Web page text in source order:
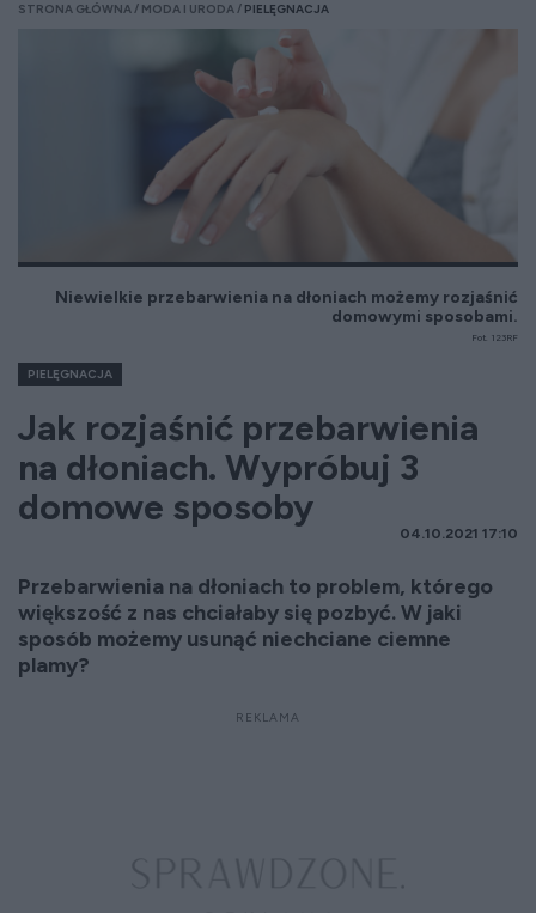
STRONA GŁÓWNA MODA I URODA PIELĘGNACJA
Niewielkie przebarwienia na dłoniach możemy rozjaśnić
domowymi sposobami.
Fot. 123RF
PIELĘGNACJA
Jak rozjaśnić przebarwienia
na dłoniach. Wypróbuj 3
domowe sposoby
04.10.2021 17:10
Przebarwienia na dłoniach to problem, którego
większość z nas chciałaby się pozbyć. W jaki
sposób możemy usunąć niechciane ciemne
plamy?